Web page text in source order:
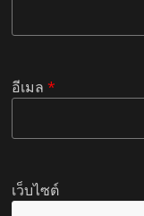
อีเมล*
เว็บไซต์